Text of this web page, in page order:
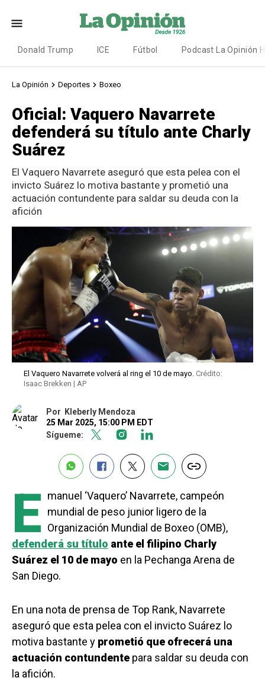
Donald Trump ICE Fútbol Podcast La Opinión
La Opinión Deportes Boxeo
Oficial: Vaquero Navarrete
defenderá su título ante Charly
Suárez
El Vaquero Navarrete aseguró que esta pelea con el
invicto Suárez lo motiva bastante y prometió una
actuación contundente para saldar su deuda con la
afición
El Vaquero Navarrete volverá al ring el 10 de mayo. Crédito:
Isaac Brekken | AP
Por
Kleberly Mendoza
25 Mar 2025, 15:00 PM EDT
Sígueme:
E manuel ‘Vaquero’ Navarrete, campeón
mundial de peso junior ligero de la
Organización Mundial de Boxeo (OMB),
defenderá su título ante el filipino Charly
Suárez el 10 de mayo en la Pechanga Arena de
San Diego.
En una nota de prensa de Top Rank, Navarrete
aseguró que esta pelea con el invicto Suárez lo
motiva bastante y prometió que ofrecerá una
actuación contundente para saldar su deuda con
la afición.